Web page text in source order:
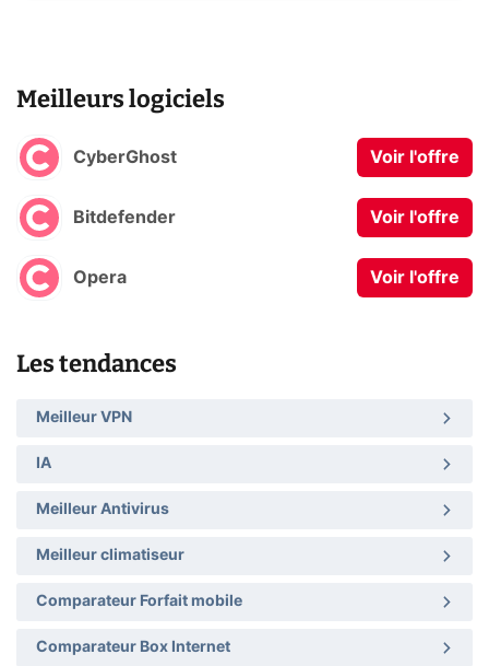
Meilleurs logiciels
CyberGhost Voir l'offre
Bitdefender Voir l'offre
Opera Voir l'offre
Les tendances
Meilleur VPN
IA
Meilleur Antivirus
Meilleur climatiseur
Comparateur Forfait mobile
Comparateur Box Internet